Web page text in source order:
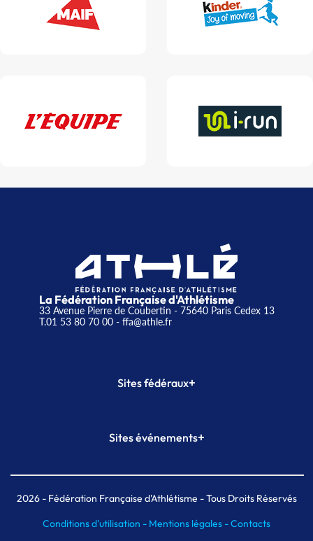
La Fédération Française d'Athlétisme
33 Avenue Pierre de Coubertin - 75640 Paris Cedex 13
T.01 53 80 70 00- ffa@athle.fr
Sites fédéraux+
Plateforme Formation
Sites événements+
Meeting de Paris indoor
MAIF Ekiden de Paris
2026- Fédération Française d'Athlétisme - Tous Droits Réservés
Conditions d'utilisation - Mentions légales -Contacts